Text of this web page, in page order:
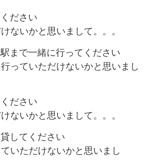
ださい
ないかと思いまして。。。
まで一緒に行ってください
っていただけないかと思いまし
ださい
ないかと思いまして。。。
してください
いただけないかと思いまし